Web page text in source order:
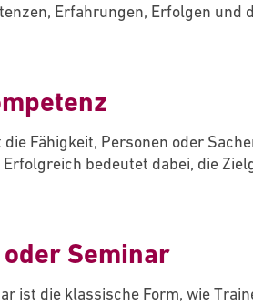
Erfahrungen, Erfolgen und
Fähigkeit, Personen oder
bedeutet dabei, die
Seminar
ist die klassische Form, wie